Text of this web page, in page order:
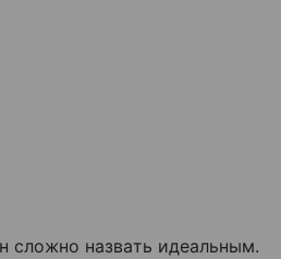
сложно назвать идеальным.